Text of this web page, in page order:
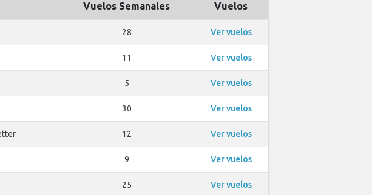
Vuelos Semanales Vuelos
28 Ver vuelos
11 Ver vuelos
5 Ver vuelos
30 Ver vuelos
12 Ver vuelos
9 Ver vuelos
25 Ver vuelos